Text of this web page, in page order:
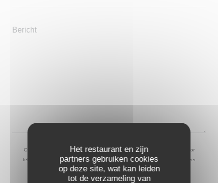
Het restaurant en zijn
partners gebruiken cookies
op deze site, wat kan leiden
tot de verzameling van
Op grond van de privacywetgeving heeft u het recht om u af te melden voor
telefonische marketing via het Bel-me-niet Register:bel-me-niet.nl
. Voor meer
informatie over hoe wij uw gegevens verwerken, zie onsprivacybeleid